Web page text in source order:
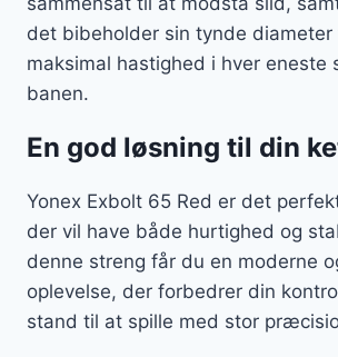
det bibeholder sin tynde diameter
maksimal hastighed i hver eneste
banen.
En god løsning til din
Yonex Exbolt 65 Red er det
der vil have både hurtighed og
denne streng får du en moderne
oplevelse, der forbedrer din
stand til at spille med stor